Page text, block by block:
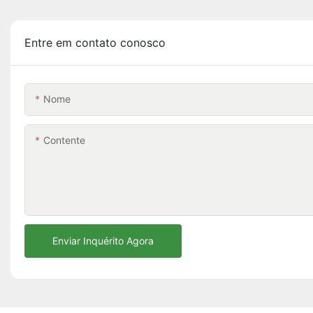
Entre em contato conosco
Nome
Contente
Enviar Inquérito Agora